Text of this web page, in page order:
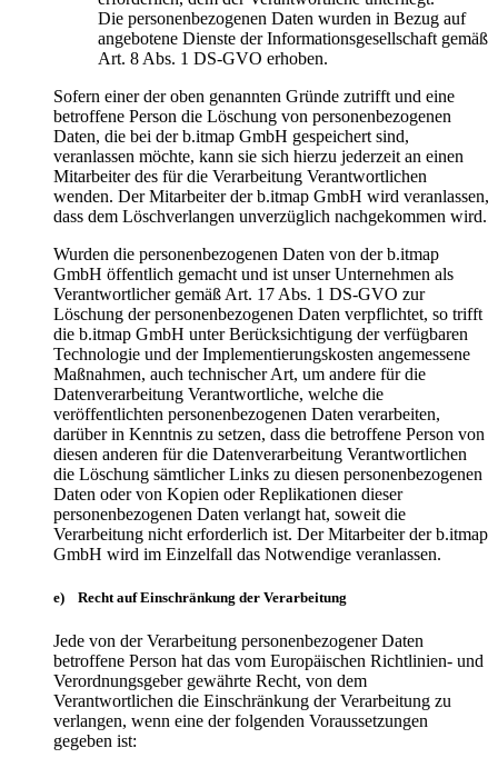
Die personenbezogenen Daten wurden in Bezug auf
angebotene Dienste der Informationsgesellschaft gemäß
Art. 8 Abs. 1 DS-GVO erhoben.
Sofern einer der oben genannten Gründe zutrifft und eine
betroffene Person die Löschung von personenbezogenen
Daten, die bei der b.itmap GmbH gespeichert sind,
veranlassen möchte, kann sie sich hierzu jederzeit an einen
Mitarbeiter des für die Verarbeitung Verantwortlichen
wenden. Der Mitarbeiter der b.itmap GmbH wird veranlassen,
dass dem Löschverlangen unverzüglich nachgekommen wird.
Wurden die personenbezogenen Daten von der b.itmap
GmbH öffentlich gemacht und ist unser Unternehmen als
Verantwortlicher gemäß Art. 17 Abs. 1 DS-GVO zur
Löschung der personenbezogenen Daten verpflichtet, so trifft
die b.itmap GmbH unter Berücksichtigung der verfügbaren
Technologie und der Implementierungskosten angemessene
Maßnahmen, auch technischer Art, um andere für die
Datenverarbeitung Verantwortliche, welche die
veröffentlichten personenbezogenen Daten verarbeiten,
darüber in Kenntnis zu setzen, dass die betroffene Person von
diesen anderen für die Datenverarbeitung Verantwortlichen
die Löschung sämtlicher Links zu diesen personenbezogenen
Daten oder von Kopien oder Replikationen dieser
personenbezogenen Daten verlangt hat, soweit die
Verarbeitung nicht erforderlich ist. Der Mitarbeiter der b.itmap
GmbH wird im Einzelfall das Notwendige veranlassen.
e) Recht auf Einschränkung der Verarbeitung
Jede von der Verarbeitung personenbezogener Daten
betroffene Person hat das vom Europäischen Richtlinien- und
Verordnungsgeber gewährte Recht, von dem
Verantwortlichen die Einschränkung der Verarbeitung zu
verlangen, wenn eine der folgenden Voraussetzungen
gegeben ist: